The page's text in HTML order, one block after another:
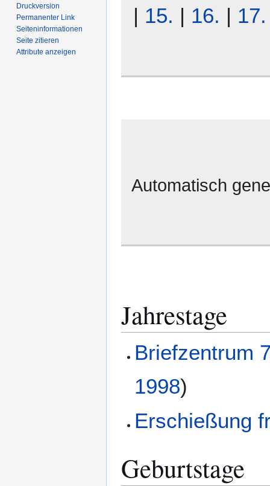
| 15. | 16. | 17.
Automatisch
Jahrestage
Briefzentrum
1998)
Erschießung
Geburtstage
Druckversion
Permanenter Link
Seiten­­informationen
Seite zitieren
Attribute anzeigen